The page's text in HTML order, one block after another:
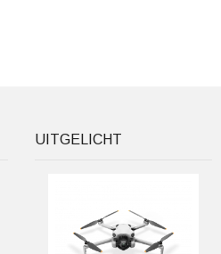
UITGELICHT